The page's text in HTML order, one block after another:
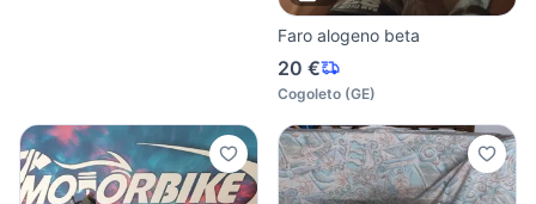
Faro alogeno beta
20 €
Cogoleto (GE)